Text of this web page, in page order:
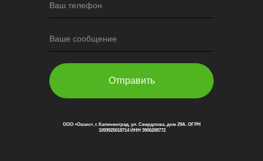
Ваш телефон
Ваше сообщение
Отправить
ООО «Оазис», г. Калининград, ул. Свердлова, дом 29А. ОГРН
1093925018714 ИНН 3906208772